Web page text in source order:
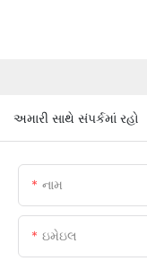
અમારી સાથે સંપર્કમાં રહો
નામ
ઇમેઇલ